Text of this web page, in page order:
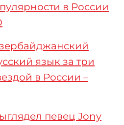
в России
язык за три
в России –
певец Jony